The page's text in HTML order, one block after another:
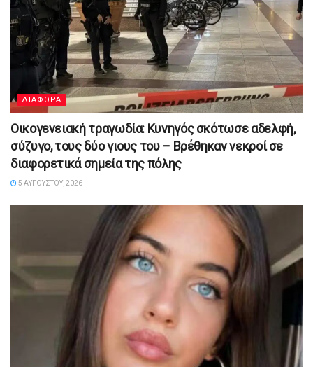
ΔΙΑΦΟΡΑ
Οικογενειακή τραγωδία: Κυνηγός σκότωσε αδελφή,
σύζυγο, τους δύο γιους του – Βρέθηκαν νεκροί σε
διαφορετικά σημεία της πόλης
5 ΑΥΓΟΎΣΤΟΥ, 2026